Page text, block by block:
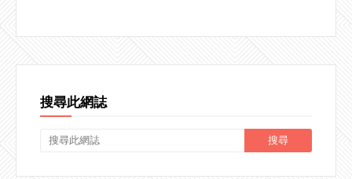
搜尋此網誌